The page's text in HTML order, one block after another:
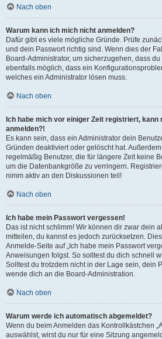
Nach oben
Warum kann ich mich nicht anmelden?
Dafür gibt es viele mögliche Gründe. Prüfe
und dein Passwort richtig sind. Wenn dies der
Board-Administrator, um sicherzugehen, dass
ebenfalls möglich, dass ein
welches ein Administrator lösen muss.
Nach oben
Ich habe mich vor einiger Zeit registriert,
anmelden?!
Es kann sein, dass ein Administrator dein
Gründen deaktiviert oder gelöscht hat.
regelmäßig Benutzer, die für längere Zeit keine
um die Datenbankgröße zu verringern.
nimm aktiv an den Diskussionen teil!
Nach oben
Ich habe mein Passwort vergessen!
Das ist nicht schlimm! Wir können dir zwar dein
mitteilen, du kannst es jedoch zurücksetzen.
Anmelde-Seite auf „Ich habe mein Passwort
Anweisungen folgst. So solltest du dich schnell
Solltest du trotzdem nicht in der Lage sein, dein
wende dich an die Board-Administration.
Nach oben
Warum werde ich automatisch abgemeldet?
Wenn du beim Anmelden das Kontrollkästchen
auswählst, wirst du nur für eine Sitzung